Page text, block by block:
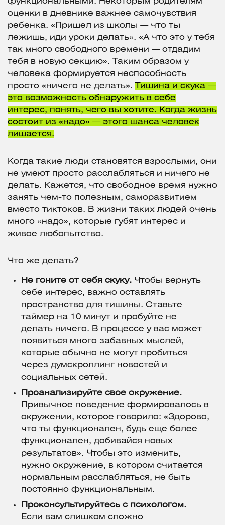
оценки в дневнике важнее самочувствия
ребенка. «Пришел из школы — что ты
лежишь, иди уроки делать». «А что это у тебя
так много свободного времени — отдадим
тебя в новую секцию». Таким образом у
человека формируется неспособность
просто «ничего не делать».
Тишина и скука —
это возможность обнаружить в себе
интерес, понять, чего вы хотите. Когда жизнь
состоит из «надо» — этого шанса человек
лишается.
Когда такие люди становятся взрослыми, они
не умеют просто расслабляться и ничего не
делать. Кажется, что свободное время нужно
занять чем-то полезным, саморазвитием
вместо тиктоков. В жизни таких людей очень
много «надо», которые губят интерес и
живое любопытство.
Что же делать?
Не гоните от себя скуку. Чтобы вернуть
себе интерес, важно оставлять
пространство для тишины. Ставьте
таймер на 10 минут и пробуйте не
делать ничего. В процессе у вас может
появиться много забавных мыслей,
которые обычно не могут пробиться
через думскроллинг новостей и
социальных сетей.
Проанализируйте свое окружение.
Привычное поведение формировалось в
окружении, которое говорило: «Здорово,
что ты функционален, будь еще более
функционален, добивайся новых
результатов». Чтобы это изменить,
нужно окружение, в котором считается
нормальным расслабляться, не быть
постоянно функциональным.
Проконсультируйтесь с психологом.
Если вам слишком сложно